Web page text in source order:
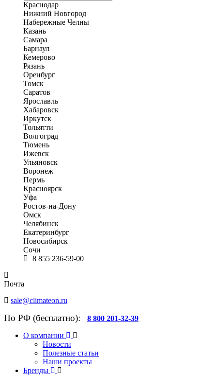
Краснодар
Нижний Новгород
Набережные Челны
Казань
Самара
Барнаул
Кемерово
Рязань
Оренбург
Томск
Саратов
Ярославль
Хабаровск
Иркутск
Тольятти
Волгоград
Тюмень
Ижевск
Ульяновск
Воронеж
Пермь
Красноярск
Уфа
Ростов-на-Дону
Омск
Челябинск
Екатеринбург
Новосибирск
Сочи
8 855 236-59-00
Почта
sale@climateon.ru
По РФ (бесплатно): 8 800 201-32-39
О компании
Новости
Полезные статьи
Наши проекты
Бренды